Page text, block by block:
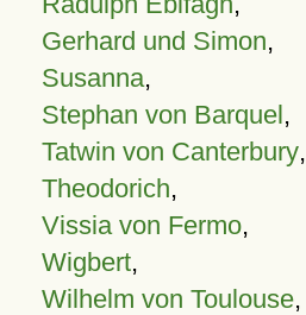
Gerhard und Simon,
Susanna,
Stephan von Barquel,
Tatwin von Canterbury,
Theodorich,
Vissia von Fermo,
Wigbert,
Wilhelm von Toulouse,